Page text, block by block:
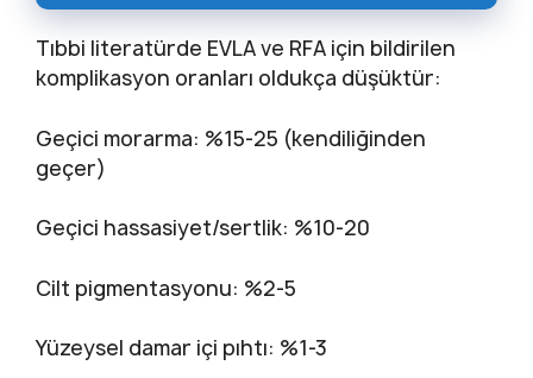
Tıbbi literatürde EVLA ve RFA için bildirilen
komplikasyon oranları oldukça düşüktür:
Geçici morarma: %15-25 (kendiliğinden
geçer)
Geçici hassasiyet/sertlik: %10-20
Cilt pigmentasyonu: %2-5
Yüzeysel damar içi pıhtı: %1-3